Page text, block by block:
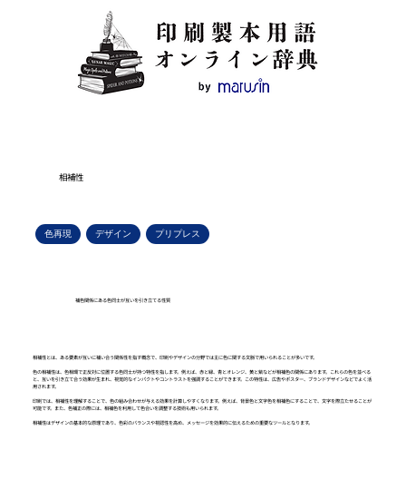
相補性
色再現 デザイン プリプレス
補色関係にある色同士が互いを引き立てる性質
相補性とは、ある要素が互いに補い合う関係性を指す概念で、印刷やデザインの分野では主に色に関する文脈で用いられることが多いです。
色の相補性は、色相環で正反対に位置する色同士が持つ特性を指します。例えば、赤と緑、青とオレンジ、黄と紫などが相補色の関係にあります。これらの色を並べる
と、互いを引き立て合う効果が生まれ、視覚的なインパクトやコントラストを強調することができます。この特性は、広告やポスター、ブランドデザインなどでよく活
用されます。
印刷では、相補性を理解することで、色の組み合わせが与える効果を計算しやすくなります。例えば、背景色と文字色を相補色にすることで、文字を際立たせることが
可能です。また、色補正の際には、相補色を利用して色合いを調整する技術も用いられます。
相補性はデザインの基本的な原理であり、色彩のバランスや視認性を高め、メッセージを効果的に伝えるための重要なツールとなります。